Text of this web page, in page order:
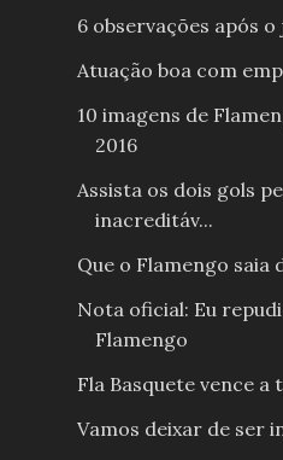
6 observações após
Atuação boa com
10 imagens de
2016
Assista os dois gols
inacreditáv...
Que o Flamengo
Nota oficial: Eu
Flamengo
Fla Basquete vence a
Vamos deixar de ser